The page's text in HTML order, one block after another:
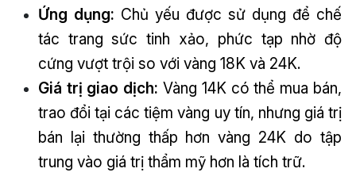
Ứng dụng: Chủ yếu được sử dụng để chế
tác trang sức tinh xảo, phức tạp nhờ độ
cứng vượt trội so với vàng 18K và 24K.
Giá trị giao dịch: Vàng 14K có thể mua bán,
trao đổi tại các tiệm vàng uy tín, nhưng giá trị
bán lại thường thấp hơn vàng 24K do tập
trung vào giá trị thẩm mỹ hơn là tích trữ.